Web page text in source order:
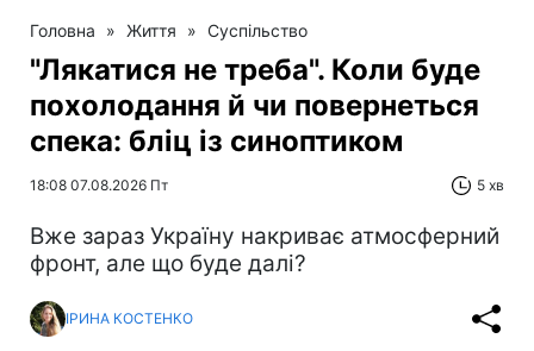
Головна » Життя » Суспільство
"Лякатися не треба". Коли буде
похолодання й чи повернеться
спека: бліц із синоптиком
18:08 07.08.2026 Пт 5 хв
Вже зараз Україну накриває атмосферний
фронт, але що буде далі?
ІРИНА КОСТЕНКО